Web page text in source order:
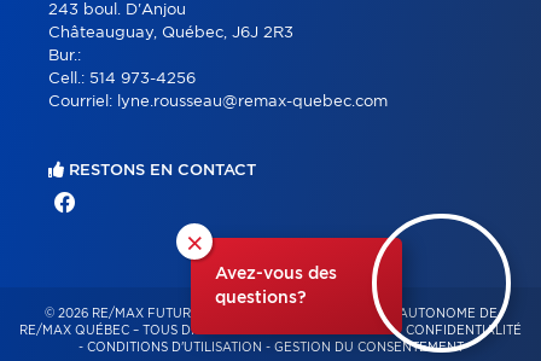
×
Avez-vous des
questions?
243 boul. D'Anjou
Châteauguay, Québec, J6J 2R3
Bur.:
Cell.: 514 973-4256
Courriel: lyne.rousseau@remax-quebec.com
RESTONS EN CONTACT
© 2026 RE/MAX FUTUR – FRANCHISÉ INDÉPENDANT ET AUTONOME DE
RE/MAX QUÉBEC – TOUS DROITS RÉSERVÉS -
POLITIQUE DE CONFIDENTIALITÉ
- CONDITIONS D'UTILISATION - GESTION DU CONSENTEMENT